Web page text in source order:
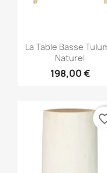
Aperçu
La Table Basse
Naturel
198,00 €